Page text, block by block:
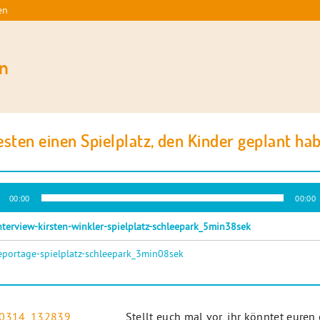
einen Spielplatz, den Kinder geplant
00:00 00:00
kirsten-winkler-spielplatz-schleepark_5min38sek
spielplatz-schleepark_3min08sek
Stellt euch mal vor, ihr könntet euren